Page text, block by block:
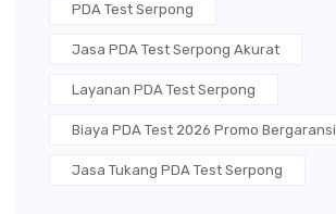
PDA Test Serpong
Jasa PDA Test Serpong Akurat
Layanan PDA Test Serpong
Biaya PDA Test 2026 Promo Bergaransi
Jasa Tukang PDA Test Serpong